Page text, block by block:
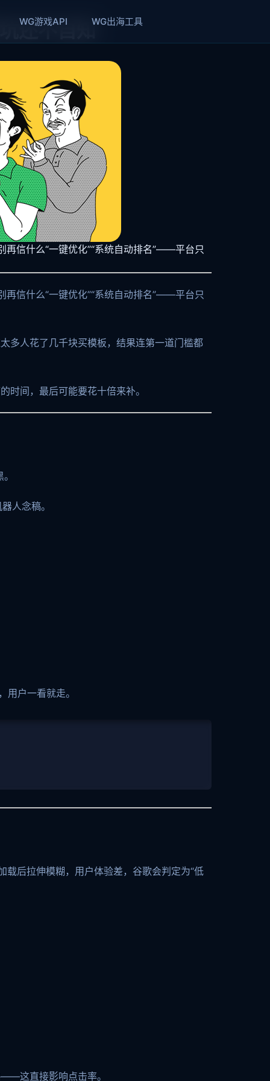
WG游戏API WG出海工具
还不自知
信什么“一键优化”“系统自动排名”——平台只
信什么“一键优化”“系统自动排名”——平台只
多人花了几千块买模板，结果连第一道门槛都
间，最后可能要花十倍来补。
人念稿。
户一看就走。
后拉伸模糊，用户体验差，谷歌会判定为“低
这直接影响点击率。